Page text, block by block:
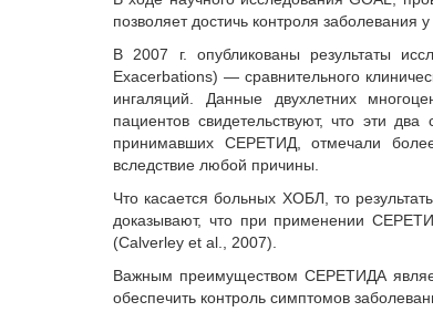
позволяет достичь контроля
В 2007 г. опубликованы результаты
Exacerbations) — сравнительного
ингаляций. Данные двухлетних
пациентов свидетельствуют, что эти
принимавших СЕРЕТИД, отмечали
вследствие любой причины.
Что касается больных ХОБЛ, то
доказывают, что при применении
(Calverley et al., 2007).
Важным преимуществом СЕРЕТИДА
обеспечить контроль симптомов